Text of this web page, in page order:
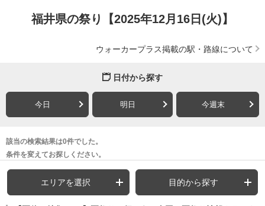
福井県の祭り【2025年12月16日(火)】
ウォーカープラス掲載の駅・路線について
日付から探す
今日 明日 今週末
該当の検索結果は0件でした。
条件を変えてお探しください。
エリアを選択 目的から探す